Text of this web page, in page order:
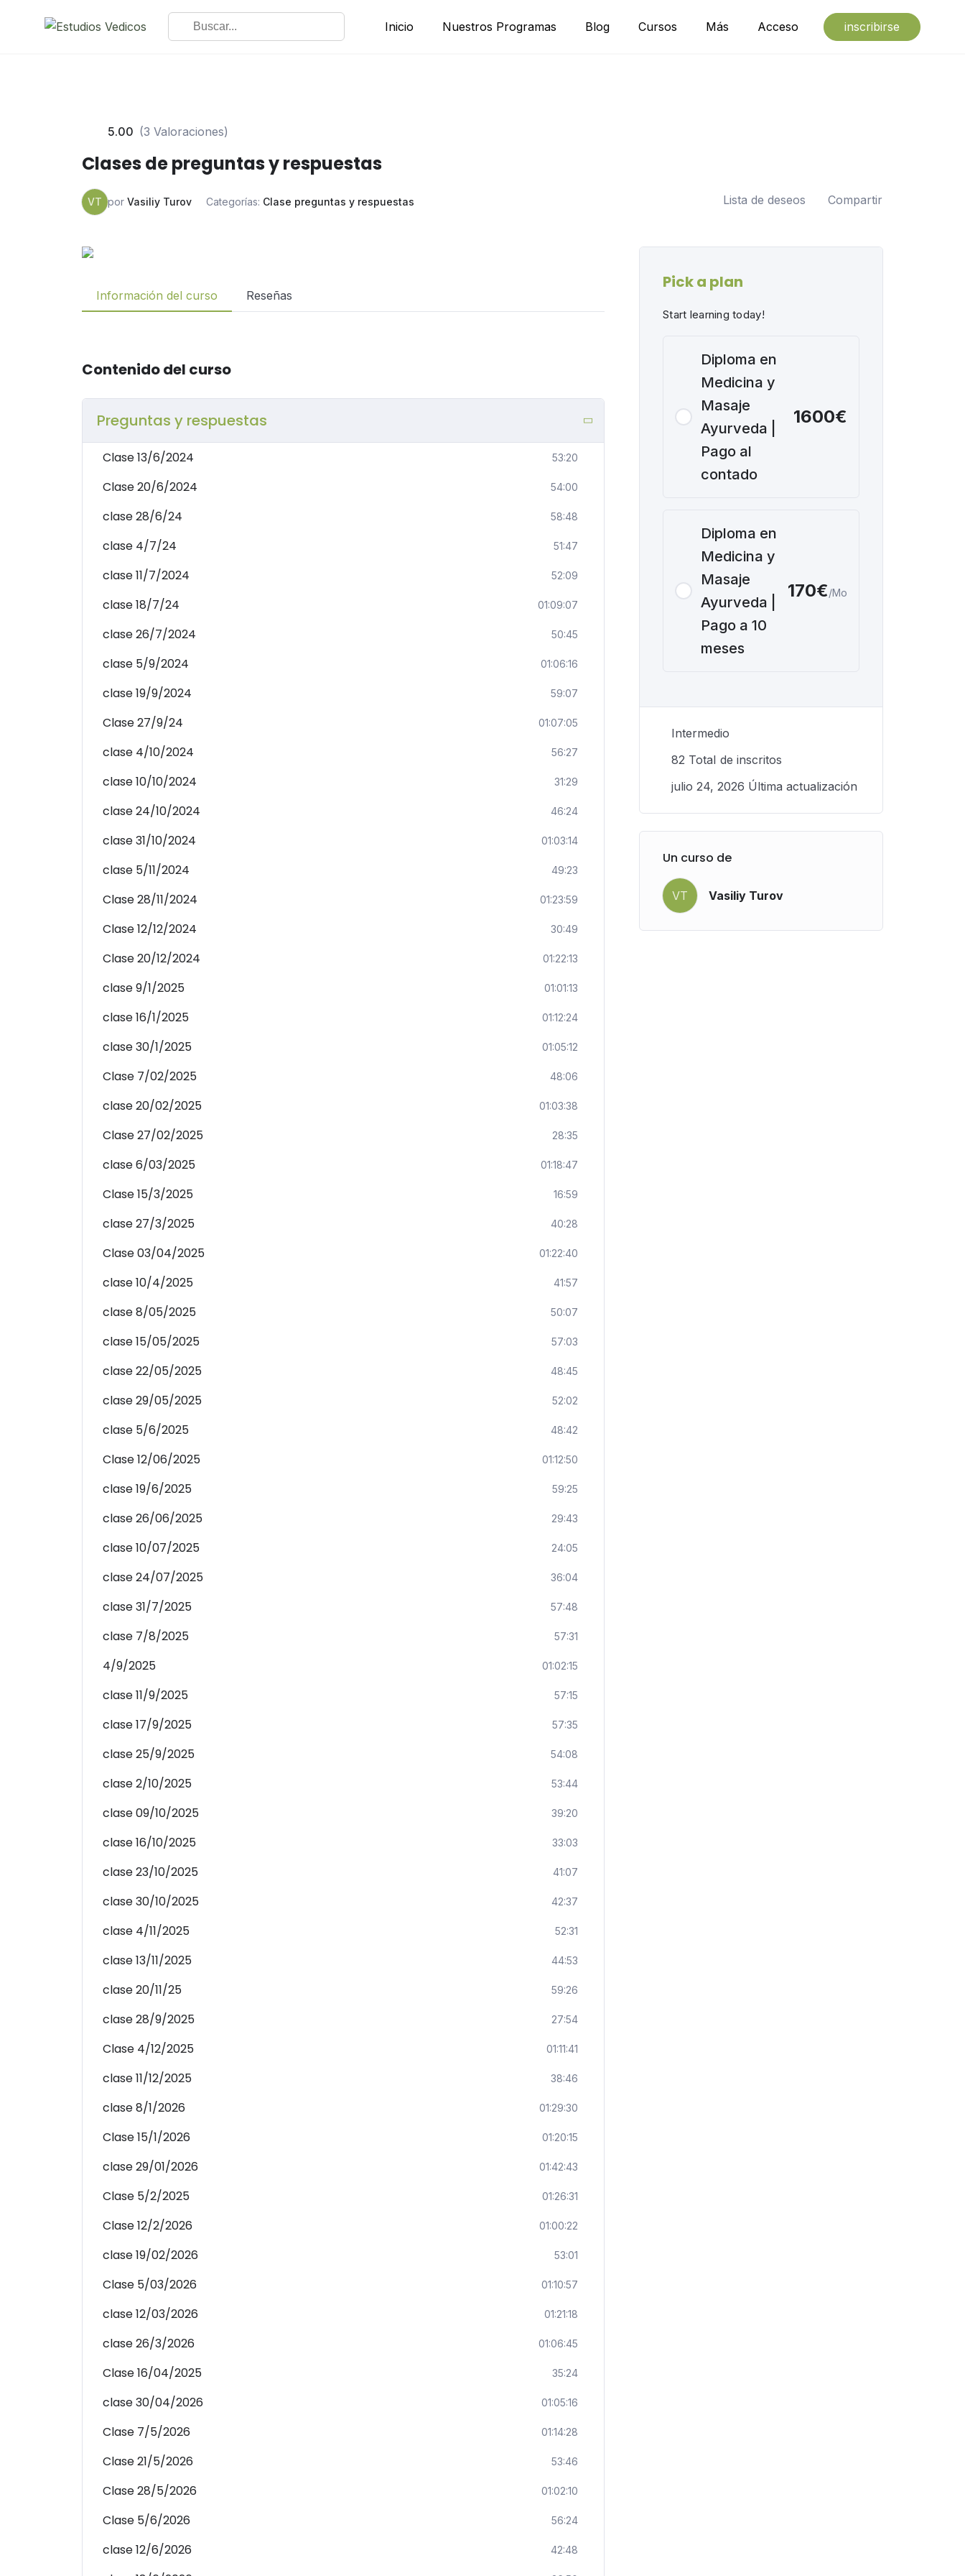
Inicio Nuestros Programas Blog Cursos Más Acceso inscribirse
5.00 (3 Valoraciones)
Clases de preguntas y respuestas
VT por Vasiliy Turov Categorías: Clase preguntas y respuestas Lista de deseos Compartir
Información del curso Reseñas
Contenido del curso
Preguntas y respuestas
Clase 13/6/2024 53:20
Clase 20/6/2024 54:00
clase 28/6/24 58:48
clase 4/7/24 51:47
clase 11/7/2024 52:09
clase 18/7/24 01:09:07
clase 26/7/2024 50:45
clase 5/9/2024 01:06:16
clase 19/9/2024 59:07
Clase 27/9/24 01:07:05
clase 4/10/2024 56:27
clase 10/10/2024 31:29
clase 24/10/2024 46:24
clase 31/10/2024 01:03:14
clase 5/11/2024 49:23
Clase 28/11/2024 01:23:59
Clase 12/12/2024 30:49
Clase 20/12/2024 01:22:13
clase 9/1/2025 01:01:13
clase 16/1/2025 01:12:24
clase 30/1/2025 01:05:12
Clase 7/02/2025 48:06
clase 20/02/2025 01:03:38
Clase 27/02/2025 28:35
clase 6/03/2025 01:18:47
Clase 15/3/2025 16:59
clase 27/3/2025 40:28
Clase 03/04/2025 01:22:40
clase 10/4/2025 41:57
clase 8/05/2025 50:07
clase 15/05/2025 57:03
clase 22/05/2025 48:45
clase 29/05/2025 52:02
clase 5/6/2025 48:42
Clase 12/06/2025 01:12:50
clase 19/6/2025 59:25
clase 26/06/2025 29:43
clase 10/07/2025 24:05
clase 24/07/2025 36:04
clase 31/7/2025 57:48
clase 7/8/2025 57:31
4/9/2025 01:02:15
clase 11/9/2025 57:15
clase 17/9/2025 57:35
clase 25/9/2025 54:08
clase 2/10/2025 53:44
clase 09/10/2025 39:20
clase 16/10/2025 33:03
clase 23/10/2025 41:07
clase 30/10/2025 42:37
clase 4/11/2025 52:31
clase 13/11/2025 44:53
clase 20/11/25 59:26
clase 28/9/2025 27:54
Clase 4/12/2025 01:11:41
clase 11/12/2025 38:46
clase 8/1/2026 01:29:30
Clase 15/1/2026 01:20:15
clase 29/01/2026 01:42:43
Clase 5/2/2025 01:26:31
Clase 12/2/2026 01:00:22
clase 19/02/2026 53:01
Clase 5/03/2026 01:10:57
clase 12/03/2026 01:21:18
clase 26/3/2026 01:06:45
Clase 16/04/2025 35:24
clase 30/04/2026 01:05:16
Clase 7/5/2026 01:14:28
Clase 21/5/2026 53:46
Clase 28/5/2026 01:02:10
Clase 5/6/2026 56:24
clase 12/6/2026 42:48
Pick a plan
Start learning today!
Diploma en
Medicina y
Masaje
Ayurveda |
Pago al
contado
1600€
Diploma en
Medicina y
Masaje
Ayurveda |
Pago a 10
meses
170€/Mo
Intermedio
82 TotaI de inscritos
julio 24, 2026 Última actualización
Un curso de
VT Vasiliy Turov